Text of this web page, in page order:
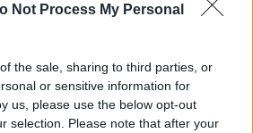
Not Process My Personal
the sale, sharing to third parties, or
or sensitive information for
us, please use the below opt-out
selection. Please note that after your